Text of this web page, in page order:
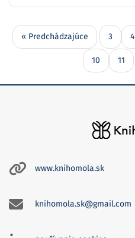
« Predchádzajúce 3 4
10 11
www.knihomola.sk
knihomola.sk@gmail.com